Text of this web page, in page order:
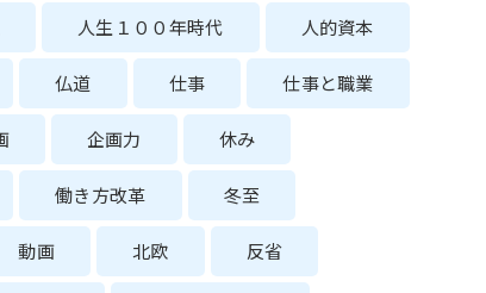
人生１００年時代 人的資本
仏道 仕事 仕事と職業
企画力 休み
働き方改革 冬至
動画 北欧 反省